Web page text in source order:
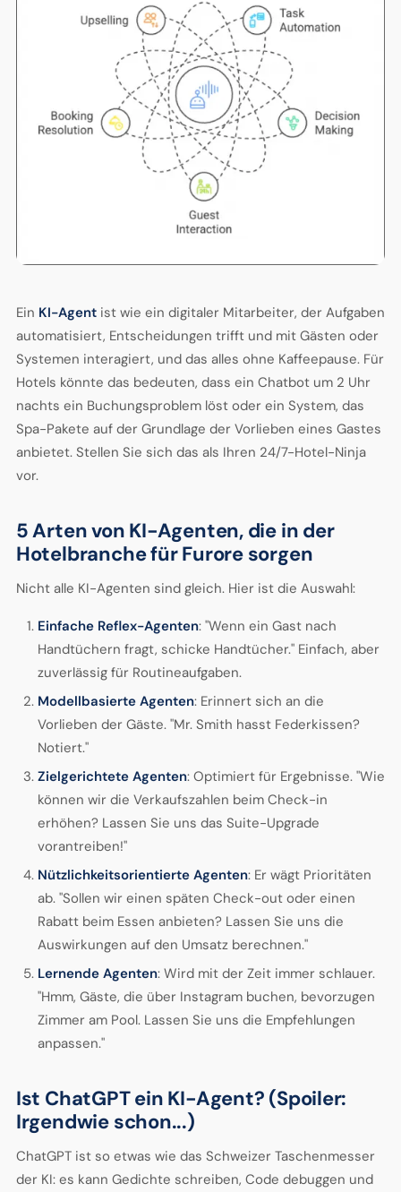
Ein KI-Agentist wie ein digitaler Mitarbeiter, der Aufgaben
automatisiert, Entscheidungen trifft und mit Gästen oder
Systemen interagiert, und das alles ohne Kaffeepause. Für
Hotels könnte das bedeuten, dass ein Chatbot um 2 Uhr
nachts ein Buchungsproblem löst oder ein System, das
Spa-Pakete auf der Grundlage der Vorlieben eines Gastes
anbietet. Stellen Sie sich das als Ihren 24/7-Hotel-Ninja
vor.
5 Arten von KI-Agenten, die in der
Hotelbranche für Furore sorgen
Nicht alle KI-Agenten sind gleich. Hier ist die Auswahl:
Einfache Reflex-Agenten: "Wenn ein Gast nach
Handtüchern fragt, schicke Handtücher." Einfach, aber
zuverlässig für Routineaufgaben.
Modellbasierte Agenten: Erinnert sich an die
Vorlieben der Gäste. "Mr. Smith hasst Federkissen?
Notiert."
Zielgerichtete Agenten: Optimiert für Ergebnisse. "Wie
können wir die Verkaufszahlen beim Check-in
erhöhen? Lassen Sie uns das Suite-Upgrade
vorantreiben!"
Nützlichkeitsorientierte Agenten: Er wägt Prioritäten
ab. "Sollen wir einen späten Check-out oder einen
Rabatt beim Essen anbieten? Lassen Sie uns die
Auswirkungen auf den Umsatz berechnen."
Lernende Agenten: Wird mit der Zeit immer schlauer.
"Hmm, Gäste, die über Instagram buchen, bevorzugen
Zimmer am Pool. Lassen Sie uns die Empfehlungen
anpassen."
Ist ChatGPT ein KI-Agent? (Spoiler:
Irgendwie schon...)
ChatGPT ist so etwas wie das Schweizer Taschenmesser
der KI: es kann Gedichte schreiben, Code debuggen und